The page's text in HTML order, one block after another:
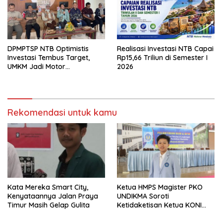
DPMPTSP NTB Optimistis
Investasi Tembus Target,
UMKM Jadi Motor
Realisasi Investasi NTB Capai
Rp15,66 Triliun di Semester I
2026
Rekomendasi untuk kamu
Kata Mereka Smart City,
Kenyataannya Jalan Praya
Timur Masih Gelap Gulita
Ketua HMPS Magister PKO
UNDIKMA Soroti
Ketidaketisan Ketua KONI